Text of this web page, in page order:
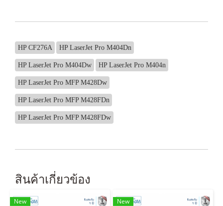
HP CF276A HP LaserJet Pro M404Dn
HP LaserJet Pro M404Dw HP LaserJet Pro M404n
HP LaserJet Pro MFP M428Dw
HP LaserJet Pro MFP M428FDn
HP LaserJet Pro MFP M428FDw
สินค้าเกี่ยวข้อง
New New